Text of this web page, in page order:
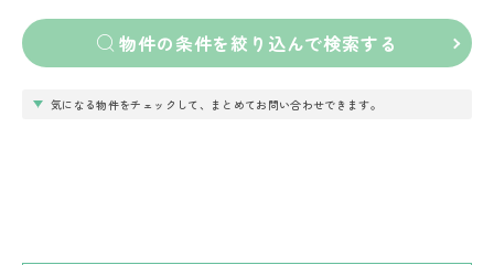
物件の条件を絞り込んで検索する
気になる物件をチェックして、まとめてお問い合わせできます。